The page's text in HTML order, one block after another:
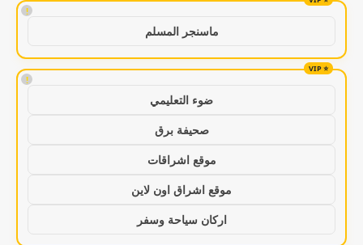
!
ماسنجر المسلم
!
ضوء التعليمي
صحيفة برق
موقع اشراقات
موقع اشراق اون لاين
اركان سياحة وسفر